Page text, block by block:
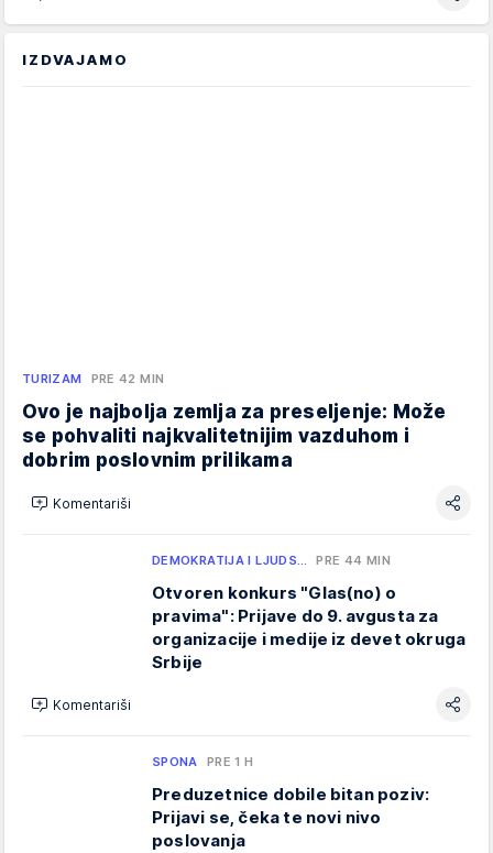
IZDVAJAMO
TURIZAM PRE 42 MIN
Ovo je najbolja zemlja za preseljenje: Može
se pohvaliti najkvalitetnijim vazduhom i
dobrim poslovnim prilikama
Komentariši
DEMOKRATIJA I LJUDS… PRE 44 MIN
Otvoren konkurs "Glas(no) o
pravima": Prijave do 9. avgusta za
organizacije i medije iz devet okruga
Srbije
Komentariši
SPONA PRE 1 H
Preduzetnice dobile bitan poziv:
Prijavi se, čeka te novi nivo
poslovanja